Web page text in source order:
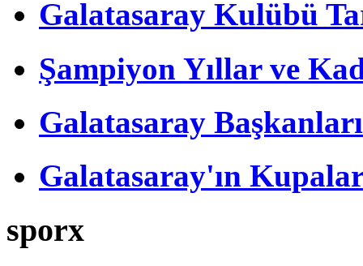
Galatasaray Kulübü
Şampiyon Yıllar ve
Galatasaray Başkanları
Galatasaray'ın
sporx